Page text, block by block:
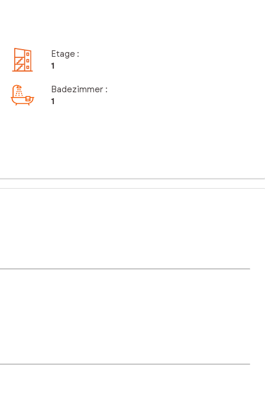
Etage :
1
Badezimmer :
1
Wohnanlage in einem beliebten und sehr ruhigen